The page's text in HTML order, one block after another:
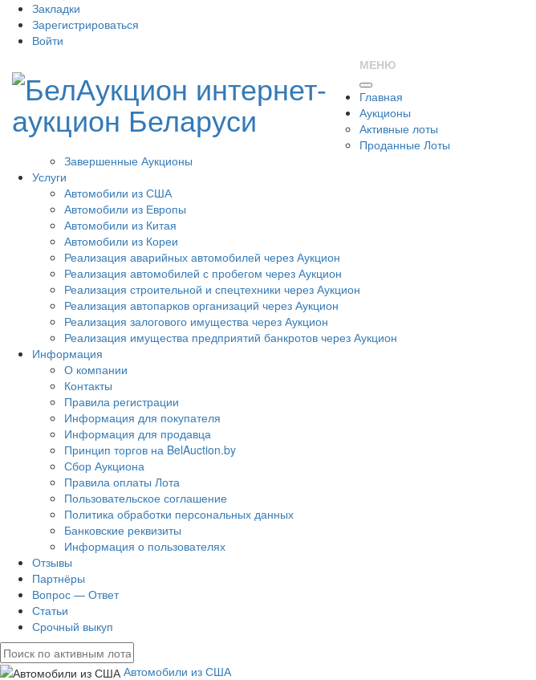
Закладки
Зарегистрироваться
Войти
МЕНЮ
Главная
Аукционы
Активные лоты
Проданные Лоты
Завершенные Аукционы
Услуги
Автомобили из США
Автомобили из Европы
Автомобили из Китая
Автомобили из Кореи
Реализация аварийных автомобилей через Аукцион
Реализация автомобилей с пробегом через Аукцион
Реализация строительной и спецтехники через Аукцион
Реализация автопарков организаций через Аукцион
Реализация залогового имущества через Аукцион
Реализация имущества предприятий банкротов через Аукцион
Информация
О компании
Контакты
Правила регистрации
Информация для покупателя
Информация для продавца
Принцип торгов на BelAuction.by
Сбор Аукциона
Правила оплаты Лота
Пользовательское соглашение
Политика обработки персональных данных
Банковские реквизиты
Информация о пользователях
Отзывы
Партнёры
Вопрос — Ответ
Статьи
Срочный выкуп
Автомобили из США